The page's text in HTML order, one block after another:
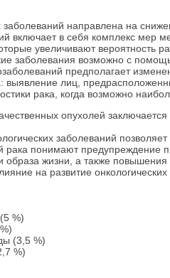
направлена на
включает в себя комплекс мер
увеличивают вероятность
заболевания возможно с
предполагает
выявление лиц,
рака, когда возможно
опухолей
заболеваний
рака понимают предупреждение
жизни, а также повышения
на развитие
%)
(3,5 %)
%)